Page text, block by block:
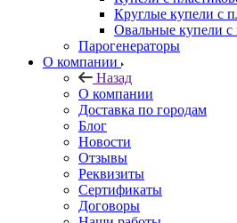
Круглые купели с
Овальные купели с
Парогенераторы
О компании
Назад
О компании
Доставка по городам
Блог
Новости
Отзывы
Реквизиты
Сертификаты
Договоры